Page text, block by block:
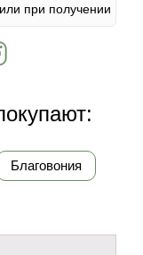
при получении
Благовония